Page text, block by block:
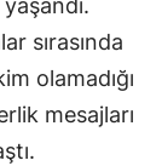
sırasında
olamadığı
mesajları